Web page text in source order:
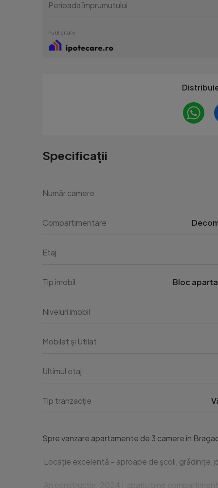
Perioada împrumutului
Publicitate
Specificații
Număr camere
Compartimentare
Etaj
Tip imobil Bloc
Niveluri imobil
Mobilat și Utilat
Ultimul etaj
Tip tranzacție
Spre vanzare apartamente de 3 camere in
Locație excelentă – aproape de școli, grădinițe,
An construcție: 2024 |  spațiu bine